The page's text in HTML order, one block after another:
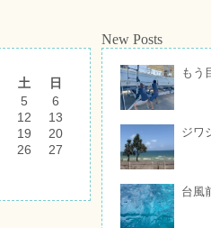
土
日
5
6
12
13
19
20
26
27
New Posts
もう
ジワ
台風